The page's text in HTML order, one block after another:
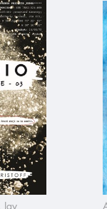
Jay